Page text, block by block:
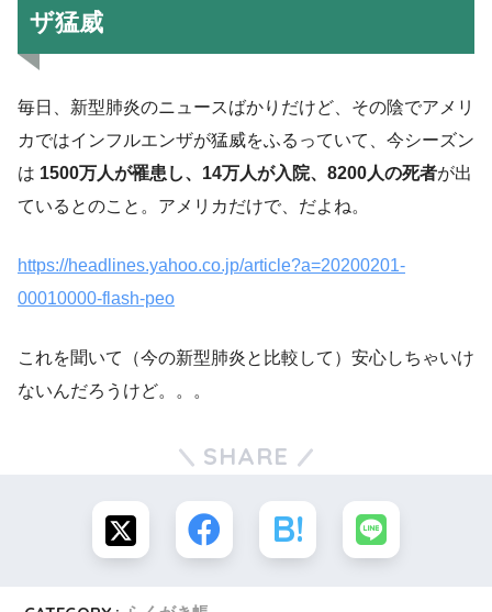
ザ猛威
毎日、新型肺炎のニュースばかりだけど、その陰でアメリ
カではインフルエンザが猛威をふるっていて、今シーズン
は 1500万人が罹患し、14万人が入院、8200人の死者が出
ているとのこと。アメリカだけで、だよね。
https://headlines.yahoo.co.jp/article?a=20200201-
00010000-flash-peo
これを聞いて（今の新型肺炎と比較して）安心しちゃいけ
ないんだろうけど。。。
SHARE